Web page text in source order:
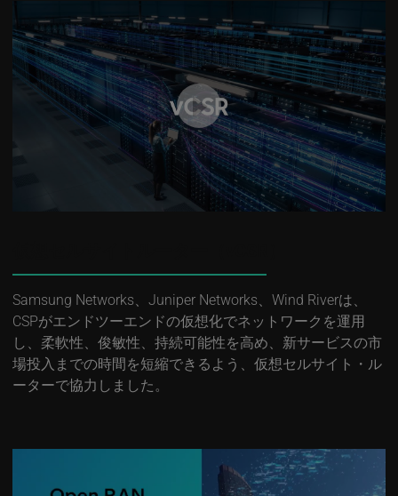
Samsung Networks、Juniper Networks、Wind Riverは、
CSPがエンドツーエンドの仮想化でネットワークを運用
し、柔軟性、俊敏性、持続可能性を高め、新サービスの市
場投入までの時間を短縮できるよう、仮想セルサイト・ル
ーターで協力しました。